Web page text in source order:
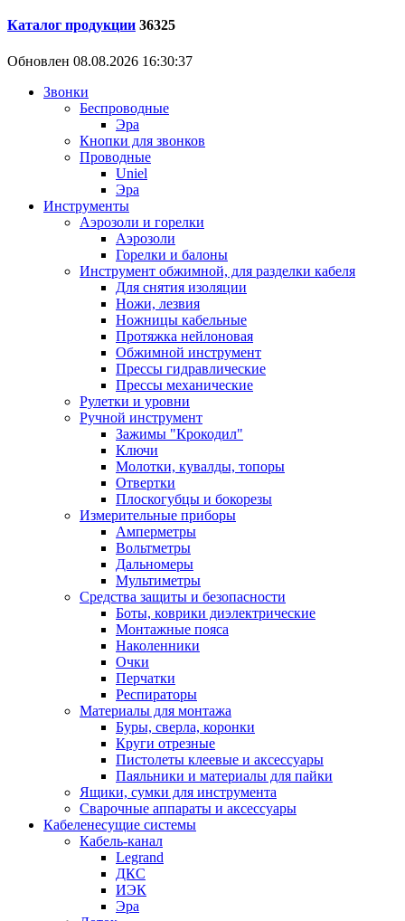
Каталог продукции 36325
Обновлен 08.08.2026 16:30:37
Звонки
Беспроводные
Эра
Кнопки для звонков
Проводные
Uniel
Эра
Инструменты
Аэрозоли и горелки
Аэрозоли
Горелки и балоны
Инструмент обжимной, для разделки кабеля
Для снятия изоляции
Ножи, лезвия
Ножницы кабельные
Протяжка нейлоновая
Обжимной инструмент
Прессы гидравлические
Прессы механические
Рулетки и уровни
Ручной инструмент
Зажимы "Крокодил"
Ключи
Молотки, кувалды, топоры
Отвертки
Плоскогубцы и бокорезы
Измерительные приборы
Амперметры
Вольтметры
Дальномеры
Мультиметры
Средства защиты и безопасности
Боты, коврики диэлектрические
Монтажные пояса
Наколенники
Очки
Перчатки
Респираторы
Материалы для монтажа
Буры, сверла, коронки
Круги отрезные
Пистолеты клеевые и аксессуары
Паяльники и материалы для пайки
Ящики, сумки для инструмента
Сварочные аппараты и аксессуары
Кабеленесущие системы
Кабель-канал
Legrand
ДКС
ИЭК
Эра